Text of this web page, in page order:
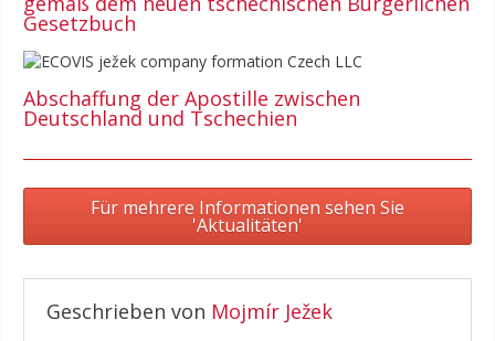
Gesetzbuch
Abschaffung der Apostille zwischen
Deutschland und Tschechien
Für mehrere Informationen sehen Sie
'Aktualitäten'
Geschrieben von Mojmír Ježek